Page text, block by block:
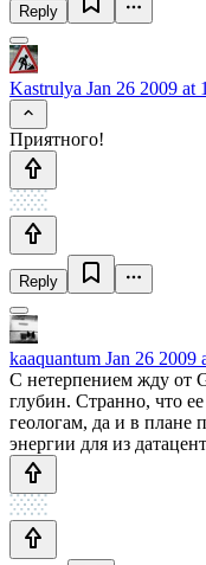
Reply
Kastrulya Jan 26 2009 at
Приятного!
Reply
kaaquantum Jan 26 2009
С нетерпением жду от
глубин. Странно, что
геологам, да и в плане
энергии для из